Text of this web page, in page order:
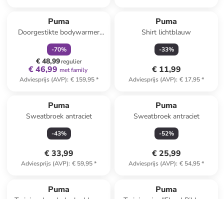
Puma
Doorgestikte bodywarmer
"Frost" wit
-70%
€ 48,99regulier
€ 46,99 met family
Adviesprijs (AVP): € 159,95*
Puma
Shirt lichtblauw
-33%
€ 11,99
Adviesprijs (AVP): € 17,95*
Puma
Sweatbroek antraciet
-43%
€ 33,99
Adviesprijs (AVP): € 59,95*
Puma
Sweatbroek antraciet
-52%
€ 25,99
Adviesprijs (AVP): € 54,95*
Puma Puma